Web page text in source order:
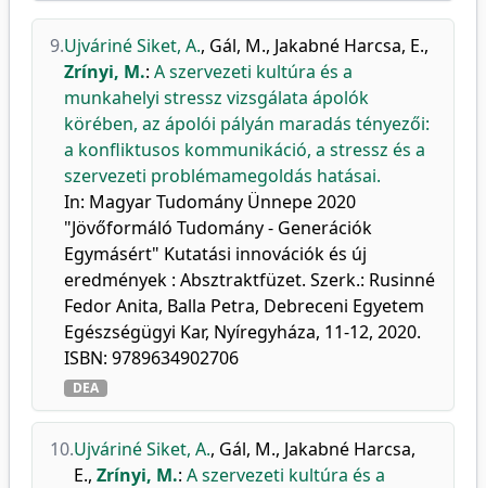
9.Ujváriné Siket, A., Gál, M., Jakabné Harcsa, E.,
Zrínyi, M.: A szervezeti kultúra és a
munkahelyi stressz vizsgálata ápolók
körében, az ápolói pályán maradás tényezői:
a konfliktusos kommunikáció, a stressz és a
szervezeti problémamegoldás hatásai.
In: Magyar Tudomány Ünnepe 2020
"Jövőformáló Tudomány - Generációk
Egymásért" Kutatási innovációk és új
eredmények : Absztraktfüzet. Szerk.: Rusinné
Fedor Anita, Balla Petra, Debreceni Egyetem
Egészségügyi Kar, Nyíregyháza, 11-12, 2020.
ISBN: 9789634902706
DEA
10.Ujváriné Siket, A., Gál, M., Jakabné Harcsa,
E., Zrínyi, M.: A szervezeti kultúra és a